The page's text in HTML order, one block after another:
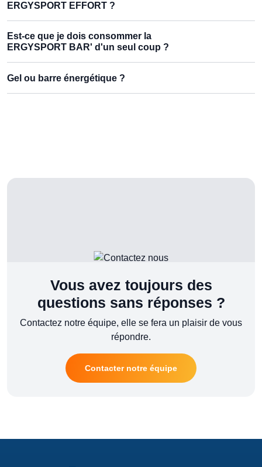
ERGYSPORT EFFORT ?
Est-ce que je dois consommer la
ERGYSPORT BAR' d'un seul coup ?
Gel ou barre énergétique ?
Vous avez toujours des
questions sans réponses ?
Contactez notre équipe, elle se fera un plaisir de vous
répondre.
Contacter notre équipe